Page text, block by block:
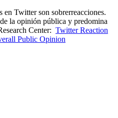
en Twitter son sobrerreacciones.
la opinión pública y predomina
Center: Twitter Reaction
Public Opinion